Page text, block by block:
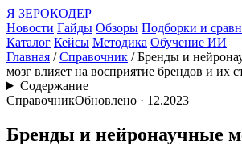
Я ЗЕРОКОДЕР
Новости Гайды Обзоры Подборки и
Каталог Кейсы Методика Обучение ИИ
Главная /Справочник / Бренды и
мозг влияет на восприятие брендов и их
Содержание
СправочникОбновлено · 12.2023
Бренды и нейронаучные